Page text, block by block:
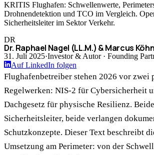
KRITIS Flughafen: Schwellenwerte,
Drohnendetektion und TCO im Vergleich.
Sicherheitsleiter im Sektor Verkehr.
DR
Dr. Raphael Nagel (LL.M.) & Marcus
31. Juli 2025·Investor & Autor · Founding
Auf LinkedIn folgen
Flughafenbetreiber stehen 2026 vor zwei
Regelwerken: NIS-2 für Cybersicherheit
Dachgesetz für physische Resilienz.
Sicherheitsleiter, beide verlangen
Schutzkonzepte. Dieser Text beschreibt
Umsetzung am Perimeter: von der